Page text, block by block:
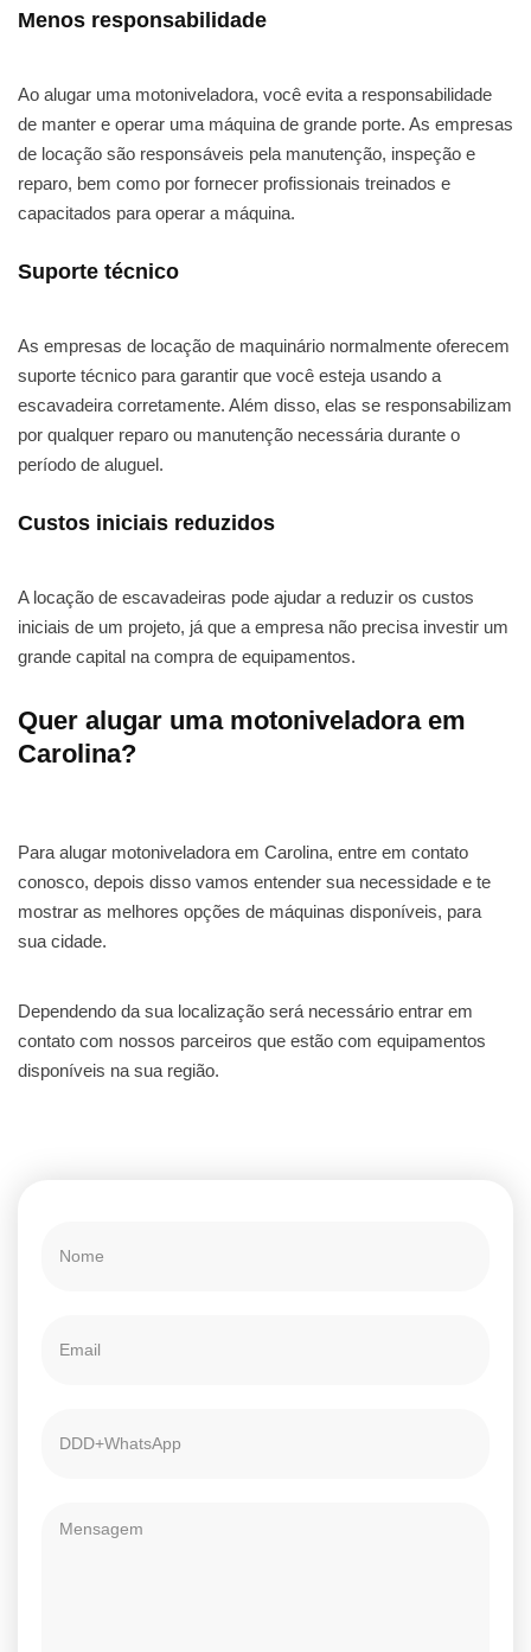
Menos responsabilidade
Ao alugar uma motoniveladora, você evita a responsabilidade
de manter e operar uma máquina de grande porte. As empresas
de locação são responsáveis pela manutenção, inspeção e
reparo, bem como por fornecer profissionais treinados e
capacitados para operar a máquina.
Suporte técnico
As empresas de locação de maquinário normalmente oferecem
suporte técnico para garantir que você esteja usando a
escavadeira corretamente. Além disso, elas se responsabilizam
por qualquer reparo ou manutenção necessária durante o
período de aluguel.
Custos iniciais reduzidos
A locação de escavadeiras pode ajudar a reduzir os custos
iniciais de um projeto, já que a empresa não precisa investir um
grande capital na compra de equipamentos.
Quer alugar uma motoniveladora em
Carolina?
Para alugar motoniveladora em Carolina, entre em contato
conosco, depois disso vamos entender sua necessidade e te
mostrar as melhores opções de máquinas disponíveis, para
sua cidade.
Dependendo da sua localização será necessário entrar em
contato com nossos parceiros que estão com equipamentos
disponíveis na sua região.